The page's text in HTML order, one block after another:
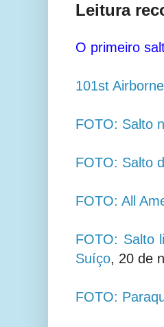
Leitura
O primeiro
101st
FOTO: Salto
FOTO: Salto
FOTO: All
FOTO: Salto
Suíço, 20 de
FOTO: